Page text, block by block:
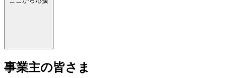
事業主の皆さま